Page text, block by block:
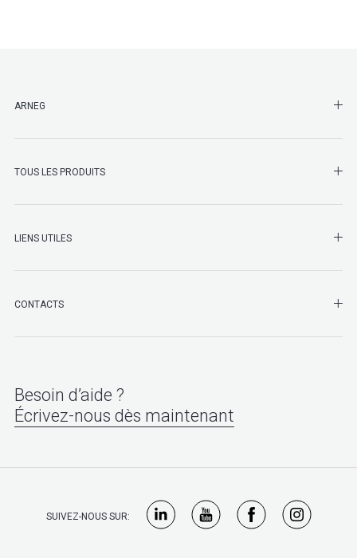
ARNEG
TOUS LES PRODUITS
LIENS UTILES
CONTACTS
Besoin d’aide ?
Écrivez-nous dès maintenant
SUIVEZ-NOUS SUR: